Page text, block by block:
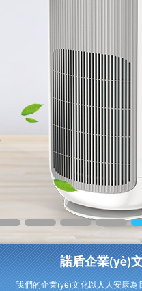
諾盾企業(yè)
我們的企業(yè)文化以人人安康為